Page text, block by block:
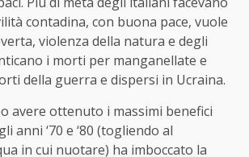
contadina, con buona pace, vuole
violenza della natura e degli
i morti per manganellate e
della guerra e dispersi in Ucraina.
avere ottenuto i massimi benefici
anni ‘70 e ‘80 (togliendo al
in cui nuotare) ha imboccato la